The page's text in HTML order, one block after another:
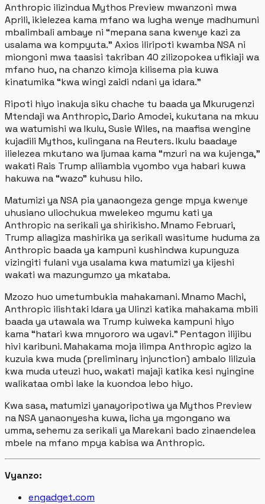
Anthropic ilizindua Mythos Preview mwanzoni mwa
Aprili, ikielezea kama mfano wa lugha wenye madhumuni
mbalimbali ambaye ni “mepana sana kwenye kazi za
usalama wa kompyuta.” Axios iliripoti kwamba NSA ni
miongoni mwa taasisi takriban 40 zilizopokea ufikiaji wa
mfano huo, na chanzo kimoja kilisema pia kuwa
kinatumika “kwa wingi zaidi ndani ya idara.”
Ripoti hiyo inakuja siku chache tu baada ya Mkurugenzi
Mtendaji wa Anthropic, Dario Amodei, kukutana na mkuu
wa watumishi wa Ikulu, Susie Wiles, na maafisa wengine
kujadili Mythos, kulingana na Reuters. Ikulu baadaye
ilielezea mkutano wa Ijumaa kama “mzuri na wa kujenga,”
wakati Rais Trump aliiambia vyombo vya habari kuwa
hakuwa na “wazo” kuhusu hilo.
Matumizi ya NSA pia yanaongeza genge mpya kwenye
uhusiano uliochukua mwelekeo mgumu kati ya
Anthropic na serikali ya shirikisho. Mnamo Februari,
Trump aliagiza mashirika ya serikali wasitume huduma za
Anthropic baada ya kampuni kushindwa kupunguza
vizingiti fulani vya usalama kwa matumizi ya kijeshi
wakati wa mazungumzo ya mkataba.
Mzozo huo umetumbukia mahakamani. Mnamo Machi,
Anthropic ilishtaki Idara ya Ulinzi katika mahakama mbili
baada ya utawala wa Trump kuiweka kampuni hiyo
kama “hatari kwa mnyororo wa ugavi.” Pentagon ilijibu
hivi karibuni. Mahakama moja ilimpa Anthropic agizo la
kuzuia kwa muda (preliminary injunction) ambalo lilizuia
kwa muda uteuzi huo, wakati majaji katika kesi nyingine
walikataa ombi lake la kuondoa lebo hiyo.
Kwa sasa, matumizi yanayoripotiwa ya Mythos Preview
na NSA yanaonyesha kuwa, licha ya mgongano wa
umma, sehemu za serikali ya Marekani bado zinaendelea
mbele na mfano mpya kabisa wa Anthropic.
Vyanzo:
engadget.com